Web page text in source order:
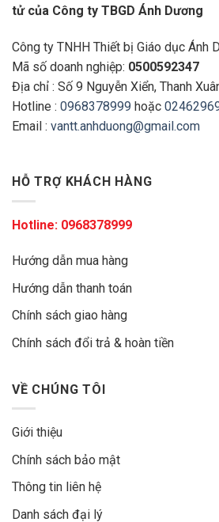
tử của Công ty TBGD Ánh Dương
Công ty TNHH Thiết bị Giáo dục Ánh
Mã số doanh nghiệp: 0500592347
Địa chỉ : Số 9 Nguyễn Xiển, Thanh
Hotline : 0968378999 hoặc
Email : vantt.anhduong@gmail.com
HỖ TRỢ KHÁCH HÀNG
Hotline: 0968378999
Hướng dẫn mua hàng
Hướng dẫn thanh toán
Chính sách giao hàng
Chính sách đổi trả & hoàn tiền
VỀ CHÚNG TÔI
Giới thiệu
Chính sách bảo mật
Thông tin liên hệ
Danh sách đại lý